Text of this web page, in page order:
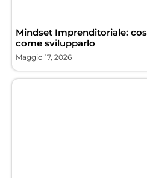
Mindset Imprenditoriale:
come svilupparlo
Maggio 17, 2026